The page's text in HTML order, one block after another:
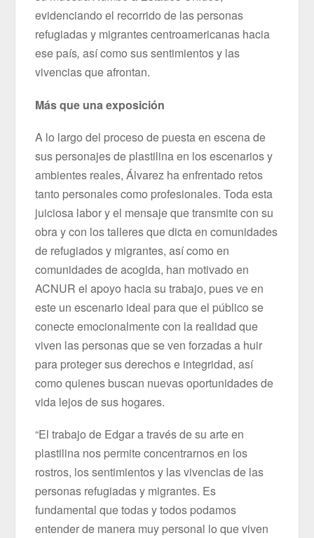
evidenciando el recorrido de las personas
refugiadas y migrantes centroamericanas hacia
ese país, así como sus sentimientos y las
vivencias que afrontan.
Más que una exposición
A lo largo del proceso de puesta en escena de
sus personajes de plastilina en los escenarios y
ambientes reales, Álvarez ha enfrentado retos
tanto personales como profesionales. Toda esta
juiciosa labor y el mensaje que transmite con su
obra y con los talleres que dicta en comunidades
de refugiados y migrantes, así como en
comunidades de acogida, han motivado en
ACNUR el apoyo hacia su trabajo, pues ve en
este un escenario ideal para que el público se
conecte emocionalmente con la realidad que
viven las personas que se ven forzadas a huir
para proteger sus derechos e integridad, así
como quienes buscan nuevas oportunidades de
vida lejos de sus hogares.
“El trabajo de Edgar a través de su arte en
plastilina nos permite concentrarnos en los
rostros, los sentimientos y las vivencias de las
personas refugiadas y migrantes. Es
fundamental que todas y todos podamos
entender de manera muy personal lo que viven